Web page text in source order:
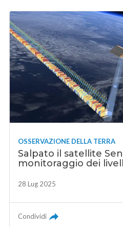
OSSERVAZIONE DELLA TERRA
Salpato il satellite
monitoraggio dei
28 Lug 2025
Condividi